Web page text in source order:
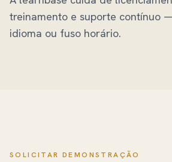
treinamento e suporte contínuo
idioma ou fuso horário.
SOLICITAR DEMONSTRAÇÃO